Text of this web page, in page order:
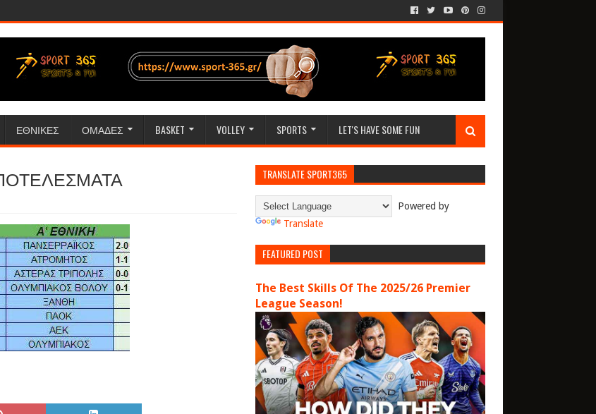
ΕΘΝΙΚΕΣ ΟΜΑΔΕΣ BASKET VOLLEY SPORTS LET'S HAVE SOME FUN
TRANSLATE SPORT365
Powered by
Translate
FEATURED POST
The Best Skills Of The 2025/26 Premier
League Season!